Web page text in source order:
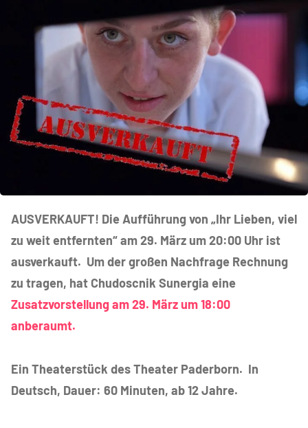
AUSVERKAUFT! Die Aufführung von „Ihr Lieben, viel
zu weit entfernten“ am 29. März um 20:00 Uhr ist
ausverkauft. Um der großen Nachfrage Rechnung
zu tragen, hat Chudoscnik Sunergia eine
Zusatzvorstellung am 29. März um 18:00
anberaumt.
Ein Theaterstück des Theater Paderborn. In
Deutsch, Dauer: 60 Minuten, ab 12 Jahre.